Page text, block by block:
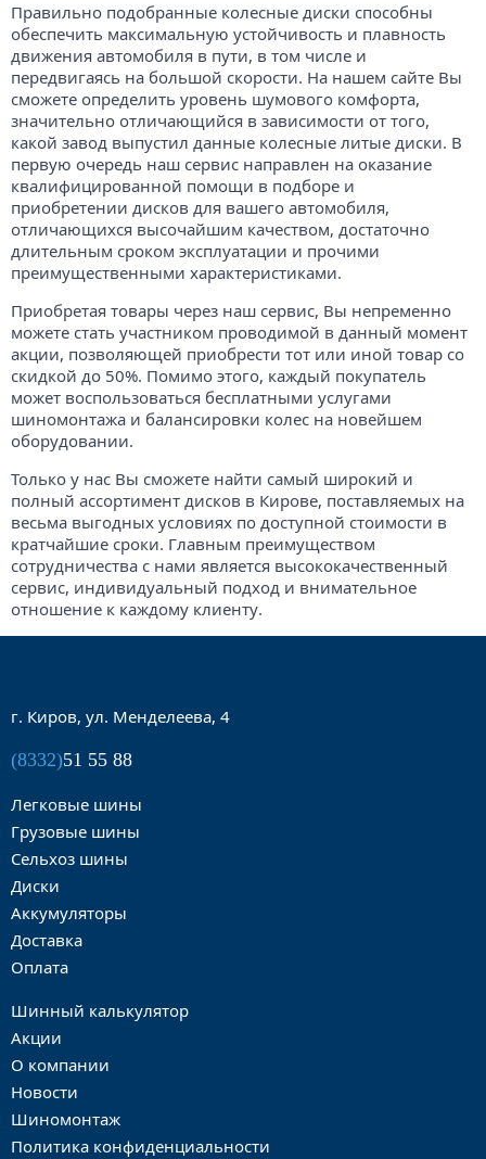
Правильно подобранные колесные диски способны
обеспечить максимальную устойчивость и плавность
движения автомобиля в пути, в том числе и
передвигаясь на большой скорости. На нашем сайте Вы
сможете определить уровень шумового комфорта,
значительно отличающийся в зависимости от того,
какой завод выпустил данные колесные литые диски. В
первую очередь наш сервис направлен на оказание
квалифицированной помощи в подборе и
приобретении дисков для вашего автомобиля,
отличающихся высочайшим качеством, достаточно
длительным сроком эксплуатации и прочими
преимущественными характеристиками.
Приобретая товары через наш сервис, Вы непременно
можете стать участником проводимой в данный момент
акции, позволяющей приобрести тот или иной товар со
скидкой до 50%. Помимо этого, каждый покупатель
может воспользоваться бесплатными услугами
шиномонтажа и балансировки колес на новейшем
оборудовании.
Только у нас Вы сможете найти самый широкий и
полный ассортимент дисков в Кирове, поставляемых на
весьма выгодных условиях по доступной стоимости в
кратчайшие сроки. Главным преимуществом
сотрудничества с нами является высококачественный
сервис, индивидуальный подход и внимательное
отношение к каждому клиенту.
г. Киров, ул. Менделеева, 4
(8332)51 55 88
Легковые шины
Грузовые шины
Сельхоз шины
Диски
Аккумуляторы
Доставка
Оплата
Шинный калькулятор
Акции
О компании
Новости
Шиномонтаж
Политика конфиденциальности